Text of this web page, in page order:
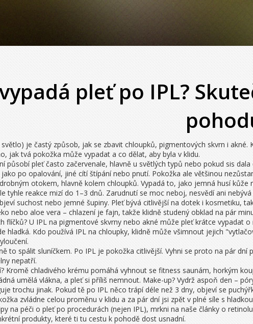
pleť po IPL?
světlo) je častý způsob, jak se zbavit chloupků, pigmentových skvrn i
jak tvá pokožka může vypadat a co dělat, aby byla v klidu.
působí pleť často začervenale, hlavně u světlých typů nebo pokud sis
po opalování, jiné cítí štípání nebo pnutí. Pokožka ale většinou
otokem, hlavně kolem chloupků. Vypadá to, jako jemná husí
tyhle reakce mizí do 1–3 dnů. Zarudnutí se moc neboj, nesvědí ani
suchost nebo jemné šupiny. Pleť bývá citlivější na dotek i kosmetiku,
nebo aloe vera – chlazení je fajn, takže klidně studený obklad na pár
flíčků? U IPL na pigmentové skvrny nebo akné může pleť krátce vypadat
hladká. Kdo používá IPL na chloupky, klidně může všimnout jejich
to spálit sluníčkem. Po IPL je pokožka citlivější. Vyhni se proto na pár
nepatří.
Kromě chladivého krému pomáhá vyhnout se fitness saunám, horkým
umělá vlákna, a pleť si příliš nemnout. Make-up? Vydrž aspoň den –
trochu jinak. Pokud tě po IPL něco trápí déle než 3 dny, objeví se
zvládne celou proměnu v klidu a za pár dní jsi zpět v plné síle s
na péči o pleť po procedurách (nejen IPL), mrkni na naše články o
produkty, které ti tu cestu k pohodě dost usnadní.